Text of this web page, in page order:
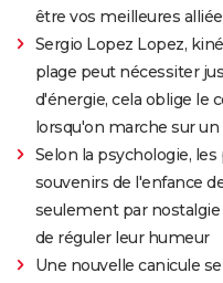
être vos meilleures
Sergio Lopez Lopez,
plage peut nécessiter
d'énergie, cela oblige le
lorsqu'on marche sur
Selon la psychologie,
souvenirs de l'enfance
seulement par
de réguler leur humeur
Une nouvelle canicule